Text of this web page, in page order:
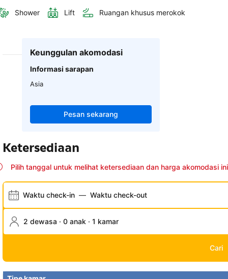
Shower Lift Ruangan khusus merokok
Keunggulan akomodasi
Informasi sarapan
Asia
Pesan sekarang
Ketersediaan
Pilih tanggal untuk melihat ketersediaan dan harga akomodasi ini
Waktu check-in — Waktu check-out
2 dewasa · 0 anak · 1 kamar
Cari